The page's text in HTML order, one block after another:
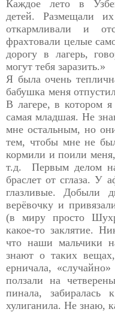
Каждое лето в
детей. Размещали
откармливали и
фрахтовали целые
дорогу в лагерь,
могут тебя заразить.»
Я была очень
бабушка меня
В лагере, в котором
самая младшая. Не
мне остальным, но
тем, чтобы мне не
кормили и поили
т.д. Первым делом
браслет от сглаза. У
глазливые. Добыли
верёвочку и
(в миру просто
какое-то заклятие.
что наши мальчики
знают о таких
ерничала,
ползали на
пинала,
хулиганила. Не знаю,